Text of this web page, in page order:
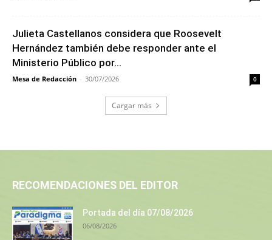
Julieta Castellanos considera que Roosevelt
Hernández también debe responder ante el
Ministerio Público por...
Mesa de Redacción - 30/07/2026 0
Cargar más
RECOMENDACIONES DEL EDITOR
Portada del día 07/08/2026
06/08/2026